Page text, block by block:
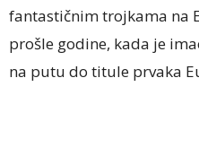
fantastičnim trojkama na
prošle godine, kada je
na putu do titule prvaka